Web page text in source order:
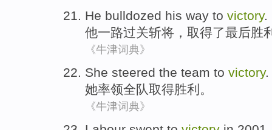
He bulldozed his way to victory.
他一路过关斩将 ， 取得了最后胜
《牛津词典》
She steered the team to victory.
她率领全队取得胜利。
《牛津词典》